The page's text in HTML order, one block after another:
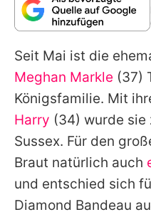
Utiq
Seit Mai ist die
Meghan Markle (37)
Königsfamilie. Mit
Harry (34) wurde sie
Sussex. Für den
Braut natürlich auch
und entschied sich
Diamond Bandeau